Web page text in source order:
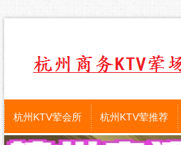
杭州KTV荤会所 杭州KTV荤推荐